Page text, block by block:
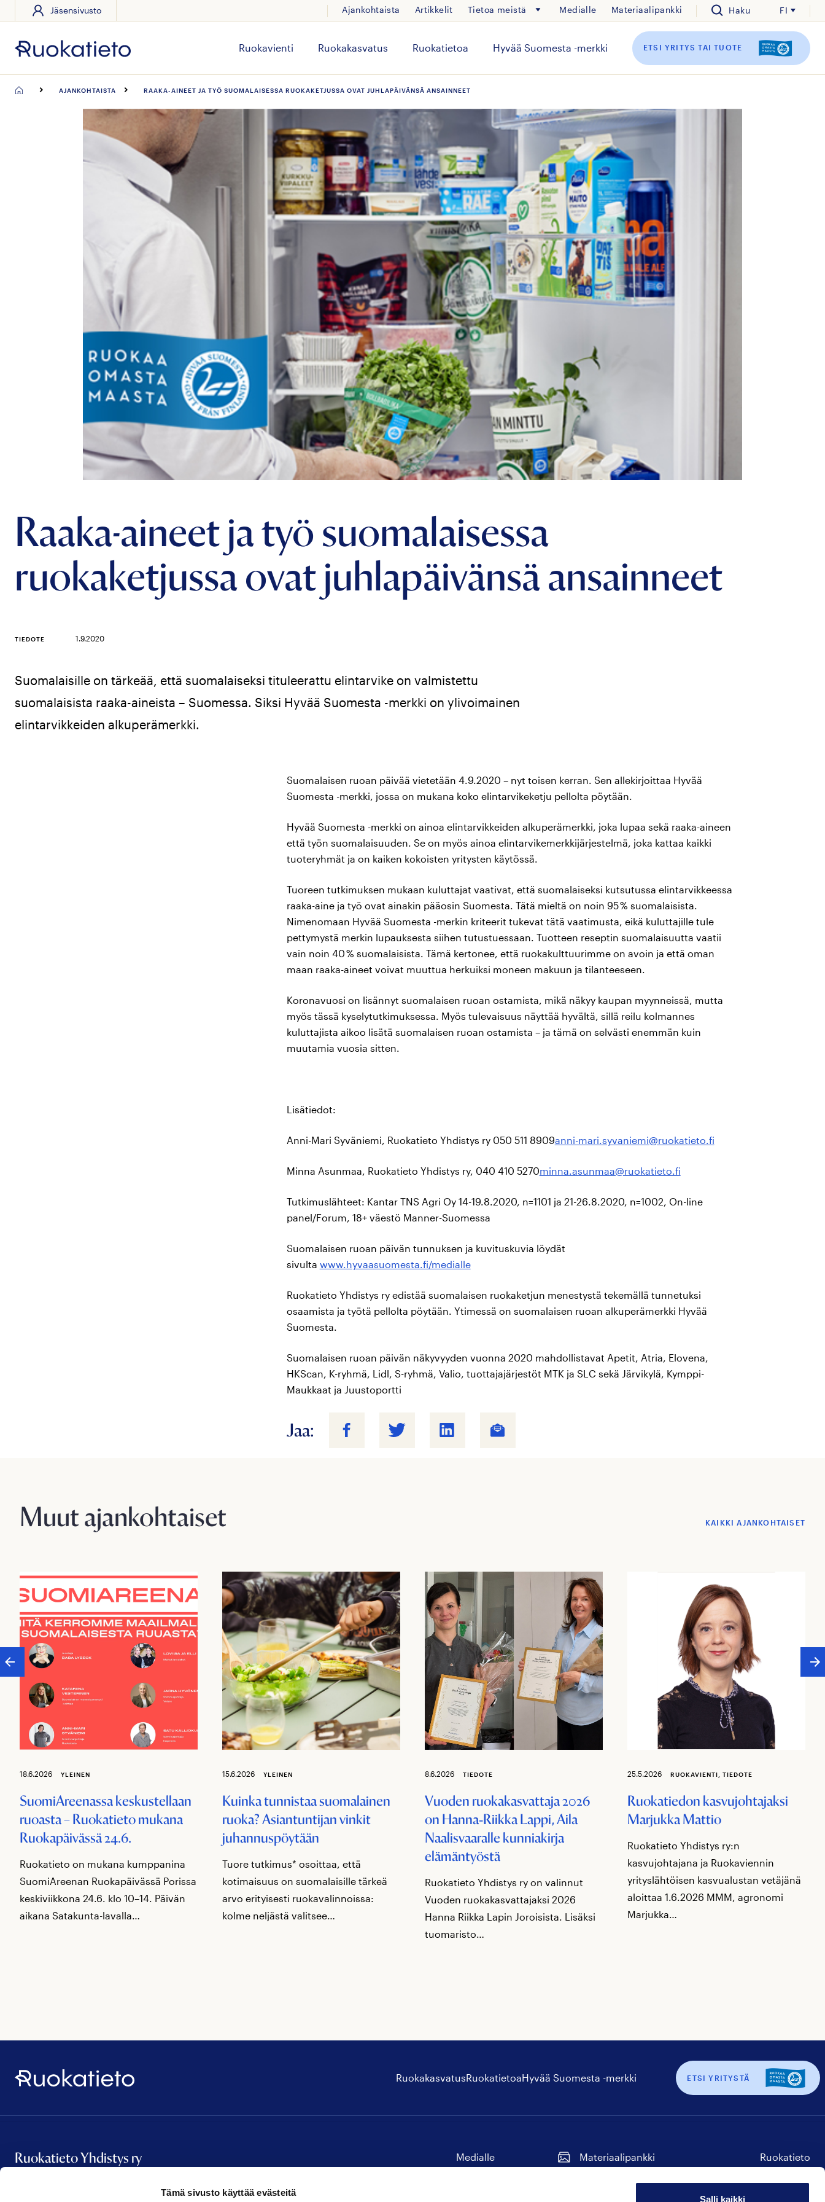
Tämä sivusto käyttää evästeitä
Salli kaikki
sisältöön
Jäsensivusto Ajankohtaista Artikkelit Tietoa meistä Medialle Materiaalipankki Haku FI
Ruokavienti Ruokakasvatus Ruokatietoa Hyvää Suomesta -merkki ETSI YRITYS TAI TUOTE
AJANKOHTAISTA RAAKA-AINEET JA TYÖ SUOMALAISESSA RUOKAKETJUSSA OVAT JUHLAPÄIVÄNSÄ ANSAINNEET
Raaka-aineet ja työ suomalaisessa
ruokaketjussa ovat juhlapäivänsä ansainneet
TIEDOTE 1.9.2020
Suomalaisille on tärkeää, että suomalaiseksi tituleerattu elintarvike on valmistettu
suomalaisista raaka-aineista – Suomessa. Siksi Hyvää Suomesta -merkki on ylivoimainen
elintarvikkeiden alkuperämerkki.
Suomalaisen ruoan päivää vietetään 4.9.2020 – nyt toisen kerran. Sen allekirjoittaa Hyvää
Suomesta -merkki, jossa on mukana koko elintarvikeketju pellolta pöytään.
Hyvää Suomesta -merkki on ainoa elintarvikkeiden alkuperämerkki, joka lupaa sekä raaka-aineen
että työn suomalaisuuden. Se on myös ainoa elintarvikemerkkijärjestelmä, joka kattaa kaikki
tuoteryhmät ja on kaiken kokoisten yritysten käytössä.
Tuoreen tutkimuksen mukaan kuluttajat vaativat, että suomalaiseksi kutsutussa elintarvikkeessa
raaka-aine ja työ ovat ainakin pääosin Suomesta. Tätä mieltä on noin 95 % suomalaisista.
Nimenomaan Hyvää Suomesta -merkin kriteerit tukevat tätä vaatimusta, eikä kuluttajille tule
pettymystä merkin lupauksesta siihen tutustuessaan. Tuotteen reseptin suomalaisuutta vaatii
vain noin 40 % suomalaisista. Tämä kertonee, että ruokakulttuurimme on avoin ja että oman
maan raaka-aineet voivat muuttua herkuiksi moneen makuun ja tilanteeseen.
Koronavuosi on lisännyt suomalaisen ruoan ostamista, mikä näkyy kaupan myynneissä, mutta
myös tässä kyselytutkimuksessa. Myös tulevaisuus näyttää hyvältä, sillä reilu kolmannes
kuluttajista aikoo lisätä suomalaisen ruoan ostamista – ja tämä on selvästi enemmän kuin
muutamia vuosia sitten.
Lisätiedot:
Anni-Mari Syväniemi, Ruokatieto Yhdistys ry 050 511 8909anni-mari.syvaniemi@ruokatieto.fi
Minna Asunmaa, Ruokatieto Yhdistys ry, 040 410 5270minna.asunmaa@ruokatieto.fi
Tutkimuslähteet: Kantar TNS Agri Oy 14-19.8.2020, n=1101 ja 21-26.8.2020, n=1002, On-line
panel/Forum, 18+ väestö Manner-Suomessa
Suomalaisen ruoan päivän tunnuksen ja kuvituskuvia löydät
sivulta www.hyvaasuomesta.fi/medialle
Ruokatieto Yhdistys ry edistää suomalaisen ruokaketjun menestystä tekemällä tunnetuksi
osaamista ja työtä pellolta pöytään. Ytimessä on suomalaisen ruoan alkuperämerkki Hyvää
Suomesta.
Suomalaisen ruoan päivän näkyvyyden vuonna 2020 mahdollistavat Apetit, Atria, Elovena,
HKScan, K-ryhmä, Lidl, S-ryhmä, Valio, tuottajajärjestöt MTK ja SLC sekä Järvikylä, Kymppi-
Maukkaat ja Juustoportti
Jaa:
Muut ajankohtaiset KAIKKI AJANKOHTAISET
18.6.2026 YLEINEN
SuomiAreenassa keskustellaan
ruoasta – Ruokatieto mukana
Ruokapäivässä 24.6.
Ruokatieto on mukana kumppanina
SuomiAreenan Ruokapäivässä Porissa
keskiviikkona 24.6. klo 10–14. Päivän
aikana Satakunta-lavalla…
15.6.2026 YLEINEN
Kuinka tunnistaa suomalainen
ruoka? Asiantuntijan vinkit
juhannuspöytään
Tuore tutkimus* osoittaa, että
kotimaisuus on suomalaisille tärkeä
arvo erityisesti ruokavalinnoissa:
kolme neljästä valitsee…
8.6.2026 TIEDOTE
Vuoden ruokakasvattaja 2026
on Hanna‑Riikka Lappi, Aila
Naalisvaaralle kunniakirja
elämäntyöstä
Ruokatieto Yhdistys ry on valinnut
Vuoden ruokakasvattajaksi 2026
Hanna Riikka Lapin Joroisista. Lisäksi
tuomaristo…
25.5.2026 RUOKAVIENTI, TIEDOTE
Ruokatiedon kasvujohtajaksi
Marjukka Mattio
Ruokatieto Yhdistys ry:n
kasvujohtajana ja Ruokaviennin
yrityslähtöisen kasvualustan vetäjänä
aloittaa 1.6.2026 MMM, agronomi
Marjukka…
Ruokatieto
RuokakasvatusRuokatietoaHyvää Suomesta -merkki ETSI YRITYSTÄ
Ruokatieto Yhdistys ry
Medialle
Materiaalipankki
Ruokatieto
meitämeitämeitä